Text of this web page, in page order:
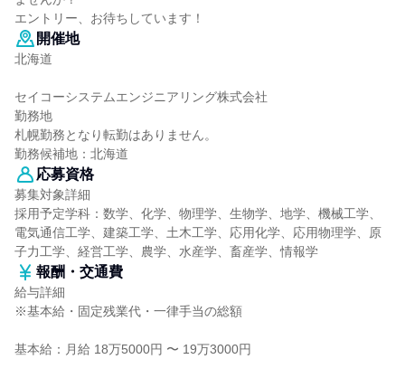
エントリー、お待ちしています！
開催地
北海道
セイコーシステムエンジニアリング株式会社
勤務地
札幌勤務となり転勤はありません。
勤務候補地：北海道
応募資格
募集対象詳細
採用予定学科：数学、化学、物理学、生物学、地学、機械工学、
電気通信工学、建築工学、土木工学、応用化学、応用物理学、原
子力工学、経営工学、農学、水産学、畜産学、情報学
報酬・交通費
給与詳細
※基本給・固定残業代・一律手当の総額
基本給：月給 18万5000円 〜 19万3000円